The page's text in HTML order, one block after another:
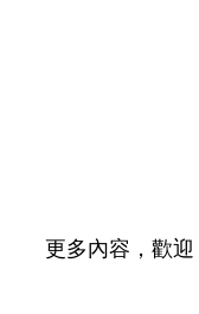
更多內容，歡迎